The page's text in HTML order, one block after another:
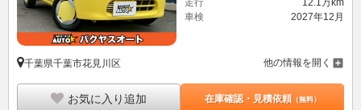
走行
12.1万km
車検
2027年12月
千葉県千葉市花見川区 他の情報を開く
お気に入り追加 在庫確認・見積依頼（無料）